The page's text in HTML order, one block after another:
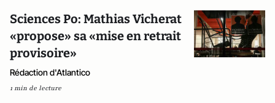
Sciences Po: Mathias Vicherat
«propose» sa «mise en retrait
provisoire»
Rédaction d'Atlantico
1 min de lecture